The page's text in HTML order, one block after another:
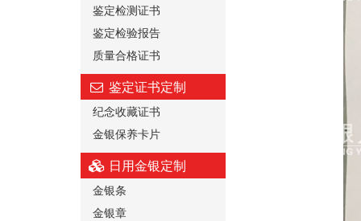
鉴定检测证书
鉴定检验报告
质量合格证书
鉴定证书定制
纪念收藏证书
金银保养卡片
日用金银定制
金银条
金银章